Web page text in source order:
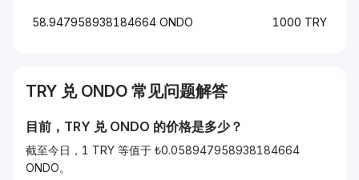
58.947958938184664 ONDO 1000 TRY
TRY 兑 ONDO 常见问题解答
目前， TRY 兑 ONDO 的价格是多少？
截至今日，1 TRY 等值于 ₺0.058947958938184664
ONDO。